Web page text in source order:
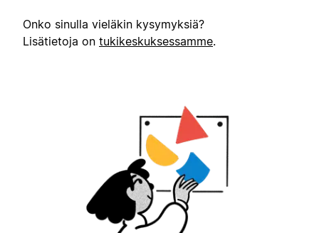
Onko sinulla vieläkin kysymyksiä?
Lisätietoja on tukikeskuksessamme.